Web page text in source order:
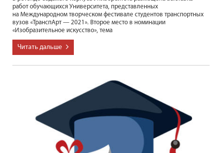
работ обучающихся Университета, представленных
на Международном творческом фестивале студентов транспортных
вузов «ТранспАрт — 2021». Второе место в номинации
«Изобразительное искусство», тема
Читать дальше